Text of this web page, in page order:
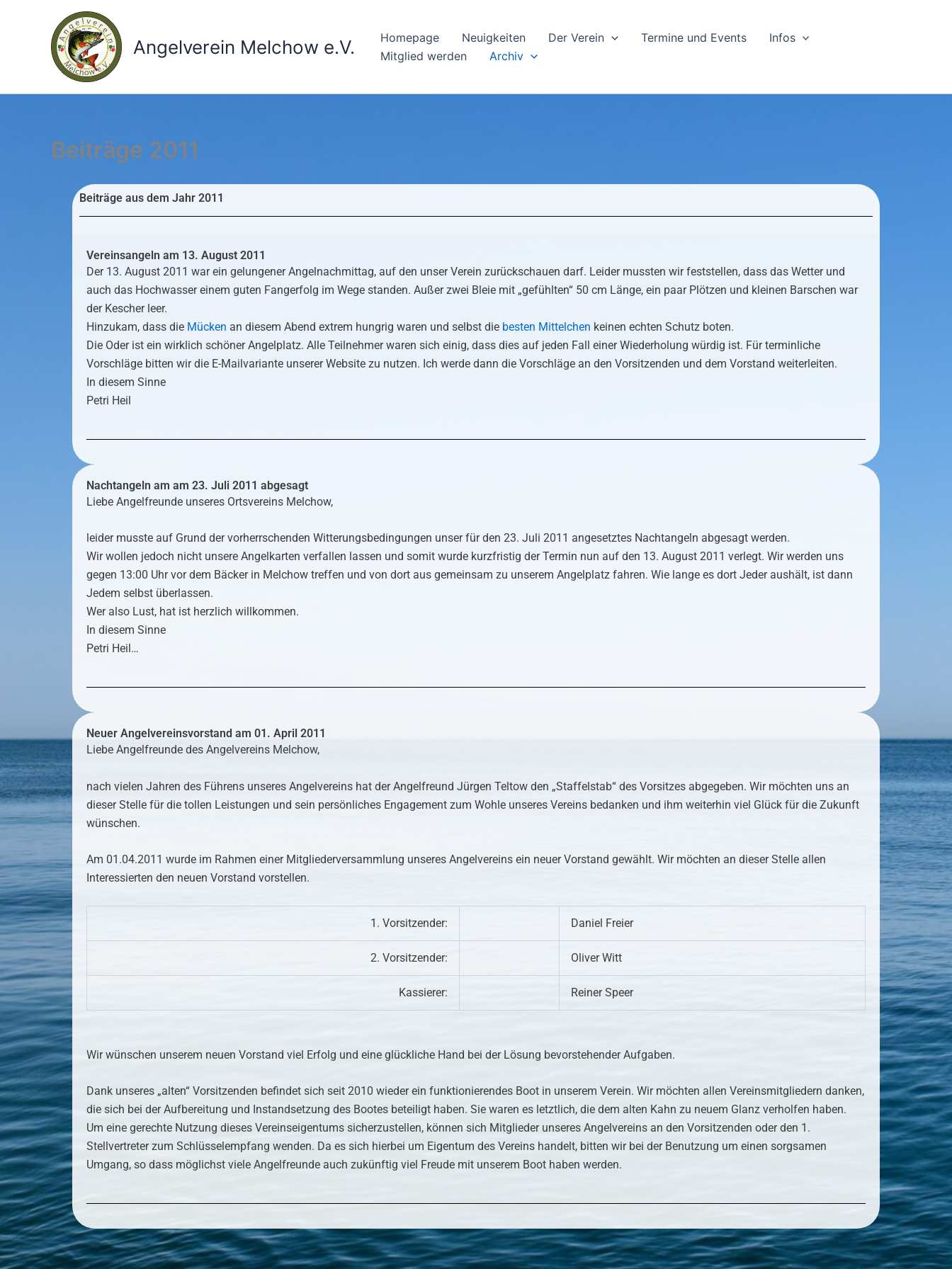
Angelverein Melchow e.V. Homepage Neuigkeiten Der Verein Termine und Events
Infos
Mitglied werden
Archiv
Beiträge 2011
Beiträge aus dem Jahr 2011
Vereinsangeln am 13. August 2011
Der 13. August 2011 war ein gelungener Angelnachmittag, auf den unser Verein zurück­schau­en darf. Leider mussten wir feststellen, dass das Wetter und
auch das Hochwasser einem guten Fangerfolg im Wege standen. Außer zwei Bleie mit „gefühlten“ 50 cm Länge, ein paar Plötzen und kleinen Barschen war
der Kescher leer.
Hinzukam, dass die Mücken an diesem Abend extrem hungrig waren und selbst die besten Mittelchen keinen echten Schutz boten.
Die Oder ist ein wirklich schöner Angelplatz. Alle Teilnehmer waren sich einig, dass dies auf jeden Fall einer Wiederholung würdig ist. Für terminliche
Vorschläge bitten wir die E-Mail­variante unserer Website zu nutzen. Ich werde dann die Vorschläge an den Vorsitzenden und dem Vorstand weiterleiten.
In diesem Sinne
Petri Heil
Nachtangeln am am 23. Juli 2011 abgesagt
Liebe Angelfreunde unseres Ortsvereins Melchow,
leider musste auf Grund der vorherrschenden Witterungsbedingungen unser für den 23. Juli 2011 angesetztes Nachtangeln abgesagt werden.
Wir wollen jedoch nicht unsere Angelkarten verfallen lassen und somit wurde kurzfristig der Termin nun auf den 13. August 2011 verlegt. Wir werden uns
gegen 13:00 Uhr vor dem Bäcker in Melchow treffen und von dort aus gemeinsam zu unserem Angelplatz fahren. Wie lange es dort Jeder aushält, ist dann
Jedem selbst überlassen.
Wer also Lust, hat ist herzlich willkommen.
In diesem Sinne
Petri Heil…
Neuer Angelvereinsvorstand am 01. April 2011
Liebe Angelfreunde des Angelvereins Melchow,
nach vielen Jahren des Führens unseres Angelvereins hat der Angelfreund Jürgen Teltow den „Staffelstab“ des Vorsitzes abgegeben. Wir möchten uns an
dieser Stelle für die tollen Leistungen und sein persönliches Engagement zum Wohle unseres Vereins bedanken und ihm weiterhin viel Glück für die Zukunft
wünschen.
Am 01.04.2011 wurde im Rahmen einer Mitgliederversammlung unseres Angelvereins ein neuer Vorstand gewählt. Wir möchten an dieser Stelle allen
Interessierten den neuen Vorstand vorstellen.
1. Vorsitzender: Daniel Freier
2. Vorsitzender: Oliver Witt
Kassierer: Reiner Speer
Wir wünschen unserem neuen Vorstand viel Erfolg und eine glückliche Hand bei der Lösung bevorstehender Aufgaben.
Dank unseres „alten“ Vorsitzenden befindet sich seit 2010 wieder ein funktionierendes Boot in unserem Verein. Wir möchten allen Vereinsmitgliedern danken,
die sich bei der Aufbereitung und Instandsetzung des Bootes beteiligt haben. Sie waren es letztlich, die dem alten Kahn zu neuem Glanz verholfen haben.
Um eine gerechte Nutzung dieses Vereinseigentums sicherzustellen, können sich Mitglieder unseres Angelvereins an den Vorsitzenden oder den 1.
Stellvertreter zum Schlüsselempfang wenden. Da es sich hierbei um Eigentum des Vereins handelt, bitten wir bei der Benutzung um einen sorgsamen
Umgang, so dass möglichst viele Angelfreunde auch zukünftig viel Freude mit unserem Boot haben werden.